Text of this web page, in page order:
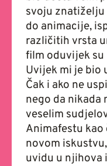
svoju znatiželju
do animacije,
različitih vrsta
film oduvijek
Uvijek mi je bio
Čak i ako ne
nego da nikada
veselim
Animafestu
novom
uvidu u njihova